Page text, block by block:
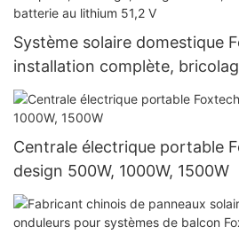
Système solaire domestique
installation complète,
onduleur hors réseau, batterie
Centrale électrique portable
design 500W, 1000W, 1500W